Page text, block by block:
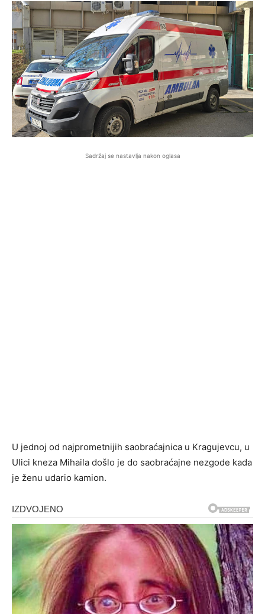
Sadržaj se nastavlja nakon oglasa
U jednoj od najprometnijih saobraćajnica u Kragujevcu, u
Ulici kneza Mihaila došlo je do saobraćajne nezgode kada
je ženu udario kamion.